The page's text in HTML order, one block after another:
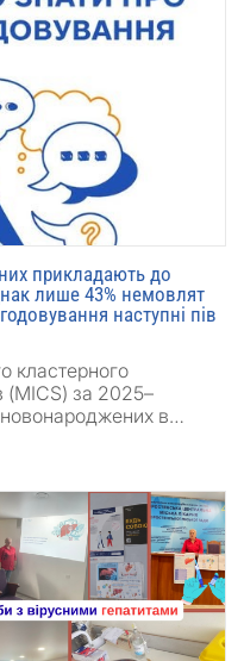
прикладають до
лише 43% немовлят
наступні пів
кластерного
за 2025–
в…